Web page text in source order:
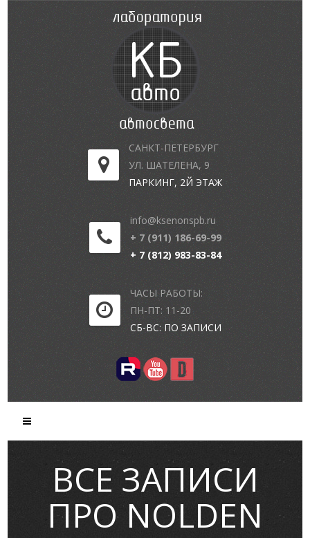
САНКТ-ПЕТЕРБУРГ
УЛ. ШАТЕЛЕНА, 9
ПАРКИНГ, 2Й ЭТАЖ
info@ksenonspb.ru
+ 7 (911) 186-69-99
+ 7 (812) 983-83-84
ЧАСЫ РАБОТЫ:
ПН-ПТ: 11-20
СБ-ВС: ПО ЗАПИСИ
ВСЕ ЗАПИСИ
ПРО NOLDEN